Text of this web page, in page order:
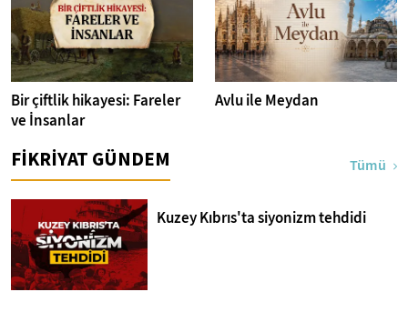
Bir çiftlik hikayesi: Fareler
ve İnsanlar
Avlu ile Meydan
FİKRİYAT GÜNDEM Tümü
Kuzey Kıbrıs'ta siyonizm tehdidi